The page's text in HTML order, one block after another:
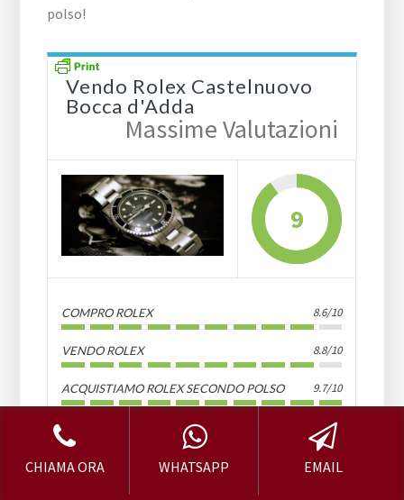
polso!
Vendo Rolex Castelnuovo
Bocca d'Adda
Massime Valutazioni
9
COMPRO ROLEX 8.6/10
VENDO ROLEX 8.8/10
ACQUISTIAMO ROLEX SECONDO POLSO 9.7/10
VENDITA ROLEX USATI 9.0/10
CHIAMA ORA WHATSAPP EMAIL